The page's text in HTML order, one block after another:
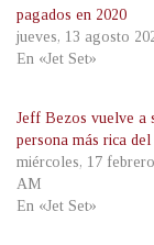
pagados en 2020
jueves, 13 agosto
En «Jet Set»
Jeff Bezos vuelve a
persona más rica del
miércoles, 17
AM
En «Jet Set»